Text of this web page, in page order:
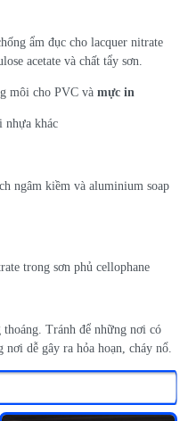
ẩm đục cho lacquer nitrate
acetate và chất tẩy sơn.
cho PVC và mực in
khác
kiềm và aluminium soap
trong sơn phủ cellophane
thoáng. Tránh để những nơi có
dễ gây ra hỏa hoạn, cháy nổ.